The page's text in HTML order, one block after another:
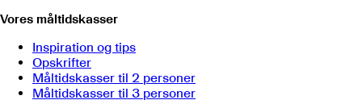
Vores måltidskasser
Inspiration og tips
Opskrifter
Måltidskasser til 2 personer
Måltidskasser til 3 personer